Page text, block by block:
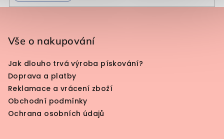
Vše o nakupování
Jak dlouho trvá výroba pískování?
Doprava a platby
Reklamace a vrácení zboží
Obchodní podmínky
Ochrana osobních údajů